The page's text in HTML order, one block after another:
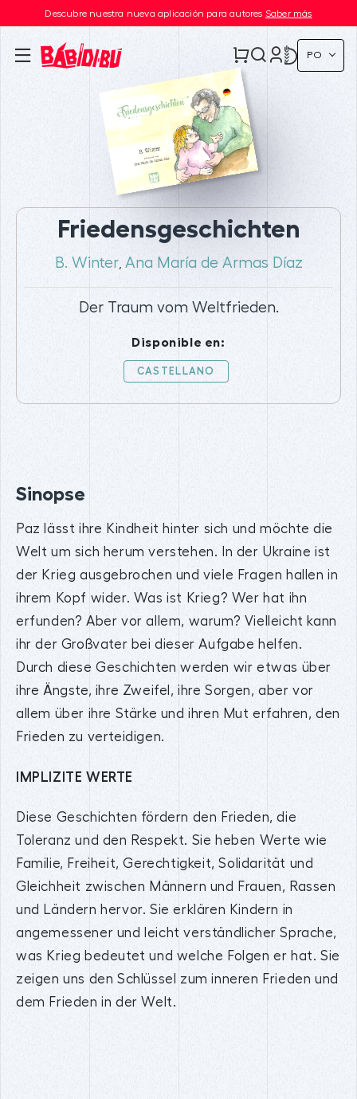
Descubre nuestra nueva aplicación para autores Saber más
PO
Friedensgeschichten
B. Winter, Ana María de Armas Díaz
Der Traum vom Weltfrieden.
Disponible en:
CASTELLANO
Sinopse
Paz lässt ihre Kindheit hinter sich und möchte die
Welt um sich herum verstehen. In der Ukraine ist
der Krieg ausgebrochen und viele Fragen hallen in
ihrem Kopf wider. Was ist Krieg? Wer hat ihn
erfunden? Aber vor allem, warum? Vielleicht kann
ihr der Großvater bei dieser Aufgabe helfen.
Durch diese Geschichten werden wir etwas über
ihre Ängste, ihre Zweifel, ihre Sorgen, aber vor
allem über ihre Stärke und ihren Mut erfahren, den
Frieden zu verteidigen.
IMPLIZITE WERTE
Diese Geschichten fördern den Frieden, die
Toleranz und den Respekt. Sie heben Werte wie
Familie, Freiheit, Gerechtigkeit, Solidarität und
Gleichheit zwischen Männern und Frauen, Rassen
und Ländern hervor. Sie erklären Kindern in
angemessener und leicht verständlicher Sprache,
was Krieg bedeutet und welche Folgen er hat. Sie
zeigen uns den Schlüssel zum inneren Frieden und
dem Frieden in der Welt.